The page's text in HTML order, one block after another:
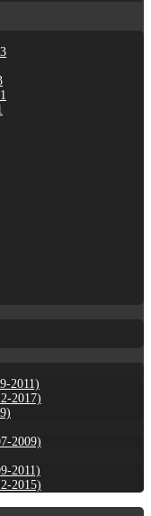
2011)
2017)
2009)
2011)
2015)